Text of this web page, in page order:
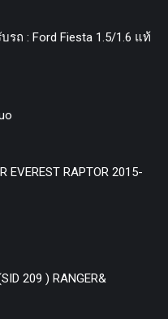
ถ : Ford Fiesta 1.5/1.6 แท้
EVEREST RAPTOR 2015-
209 ) RANGER&